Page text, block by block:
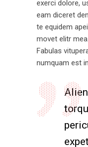
exerci dolore,
eam diceret
te equidem
movet elitr
Fabulas
numquam est